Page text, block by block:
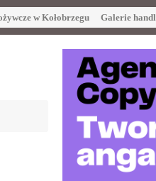
w Kołobrzegu Galerie